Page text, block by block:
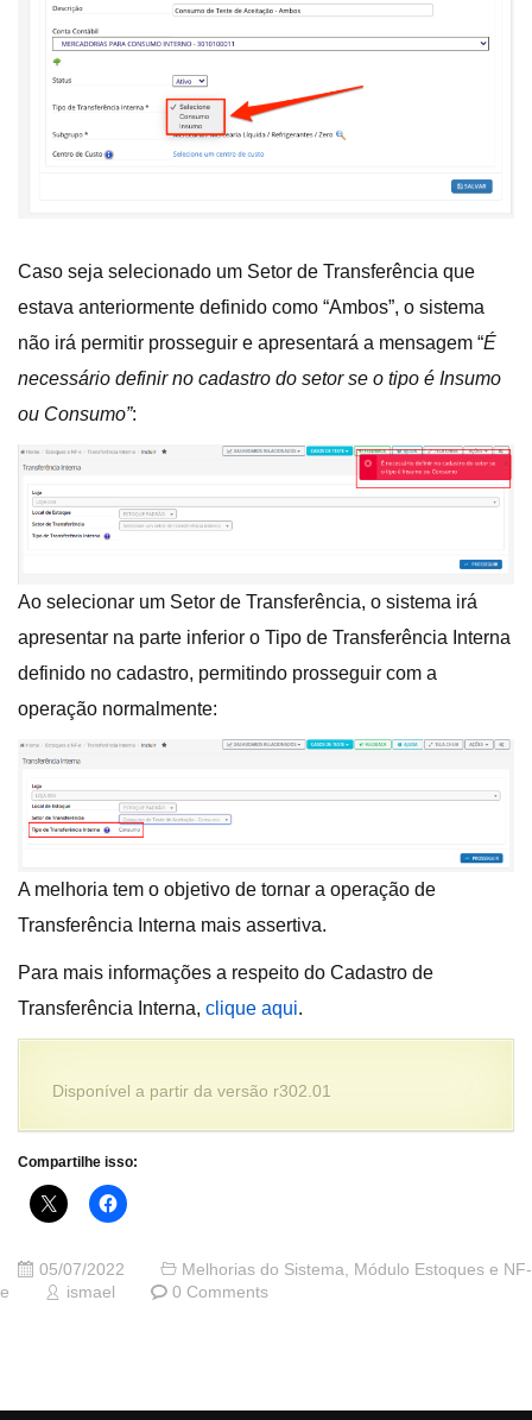
Caso seja selecionado um Setor de Transferência que
estava anteriormente definido como “Ambos”, o sistema
não irá permitir prosseguir e apresentará a mensagem “É
necessário definir no cadastro do setor se o tipo é Insumo
ou Consumo”:
Ao selecionar um Setor de Transferência, o sistema irá
apresentar na parte inferior o Tipo de Transferência Interna
definido no cadastro, permitindo prosseguir com a
operação normalmente:
A melhoria tem o objetivo de tornar a operação de
Transferência Interna mais assertiva.
Para mais informações a respeito do Cadastro de
Transferência Interna, clique aqui.
Disponível a partir da versão r302.01
Compartilhe isso:
05/07/2022 Melhorias do Sistema
Módulo Estoques e NF-
e
ismael 0 Comments